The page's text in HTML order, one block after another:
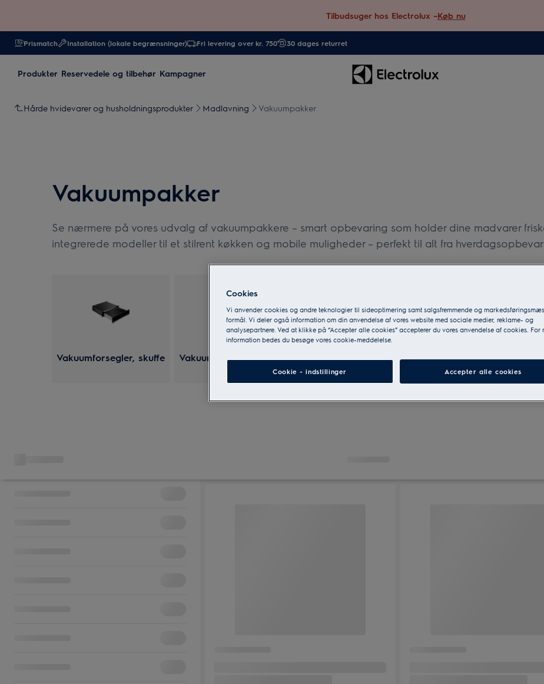
Tilbudsuger hos Electrolux –Køb nu
Prismatch Installation (lokale begrænsninger) Fri levering over kr. 750 30 dages returret
Produkter Reservedele og tilbehør Kampagner
Hårde hvidevarer og husholdningsprodukter Madlavning Vakuumpakker
Vakuumpakker
Se nærmere på vores udvalg af vakuumpakkere – smart opbevaring som holder dine madvarer
integrerede modeller til et stilrent køkken og mobile muligheder – perfekt til alt fra
Vakuumforsegler, skuffe Vakuumforsegler, bordmodel Tilbehør
Cookies
Vi anvender cookies og andre teknologier til sideoptimering samt salgsfremmende og
formål. Vi deler også information om din anvendelse af vores website med sociale medier, reklame- og
analysepartnere. Ved at klikke på “Accepter alle cookies” accepterer du vores anvendelse af cookies. For
information bedes du besøge vores cookie-meddelelse.
Cookie - indstillinger Accepter alle cookies